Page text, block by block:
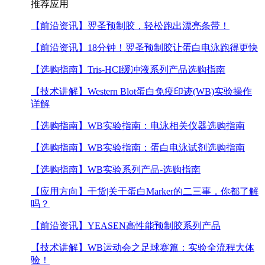
推荐应用
【前沿资讯】 翌圣预制胶，轻松跑出漂亮条带！
【前沿资讯】 18分钟！翌圣预制胶让蛋白电泳跑得更快
【选购指南】 Tris-HCI缓冲液系列产品选购指南
【技术讲解】 Western Blot蛋白免疫印迹(WB)实验操作
详解
【选购指南】 WB实验指南：电泳相关仪器选购指南
【选购指南】 WB实验指南：蛋白电泳试剂选购指南
【选购指南】 WB实验系列产品-选购指南
【应用方向】 干货|关于蛋白Marker的二三事，你都了解
吗？
【前沿资讯】 YEASEN高性能预制胶系列产品
【技术讲解】 WB运动会之足球赛篇：实验全流程大体
验！